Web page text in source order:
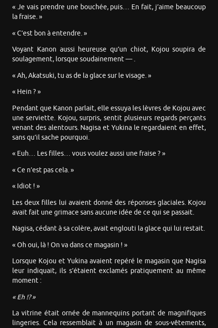
« Je vais prendre une bouchée, puis… En fait, j’aime beaucoup
la fraise. »
« C’est bon à entendre. »
Voyant Kanon aussi heureuse qu’un chiot, Kojou soupira de
soulagement, lorsque soudainement — .
« Ah, Akatsuki, tu as de la glace sur le visage. »
« Hein ? »
Pendant que Kanon parlait, elle essuya les lèvres de Kojou avec
une serviette. Kojou, surpris, sentit plusieurs regards perçants
venant des alentours. Nagisa et Yukina le regardaient en effet,
sans qu’il sache pourquoi.
« Euh… Les filles… vous voulez aussi une fraise ? »
« Ce n’est pas cela. »
« Idiot ! »
Les deux filles lui avaient donné des réponses glaciales. Kojou
avait fait une grimace sans aucune idée de ce qui se passait.
Nagisa, cédant à sa colère, avait englouti la glace qui lui restait.
« Oh oui, là ! On va dans ce magasin ! »
Lorsque Kojou et Yukina avaient repéré le magasin que Nagisa
leur indiquait, ils s’étaient exclamés pratiquement au même
moment :
« Eh !? »
La vitrine était ornée de mannequins portant de magnifiques
lingeries. Cela ressemblait à un magasin de sous-vêtements,